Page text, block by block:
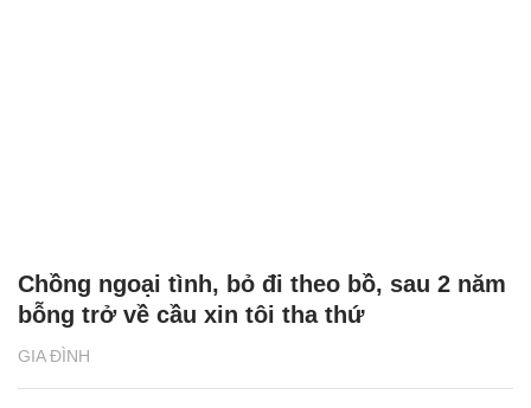
GIA ĐÌNH
Chồng ngoại tình, bỏ đi theo bồ, sau 2 năm
bỗng trở về cầu xin tôi tha thứ